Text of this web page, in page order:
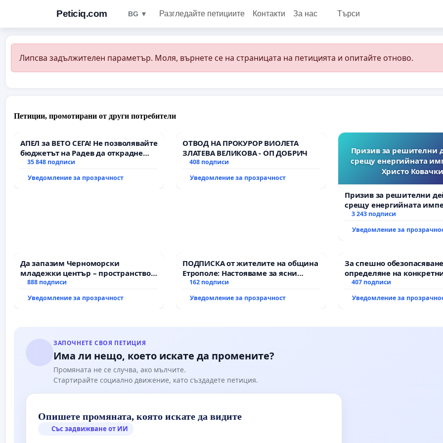
Peticiq.com BG ▼ Разгледайте петициите Контакти За нас Търси
Липсва задължителен параметър. Моля, върнете се на страницата на петицията и опитайте отново.
Петиции, промотирани от други потребители
АПЕЛ за ВЕТО СЕГА! Не позволявайте
бюджетът на Радев да открадне
парите и правата ни в тъмното
35 848 подписи
Уведомление за прозрачност
ОТВОД НА ПРОКУРОР ВИОЛЕТА
ЗЛАТЕВА ВЕЛИКОВА - ОП ДОБРИЧ
408 подписи
Уведомление за прозрачност
Призив за решителни
срещу енергийната
Христо
Призив за решителни
срещу енергийната
Христо Ковачки!
3 243 подписи
Уведомление за
Да запазим Черноморски
младежки център – пространство
за младите на Варна
888 подписи
Уведомление за прозрачност
ПОДПИСКА от жителите на община
Етрополе: Настояваме за ясни
гаранции от “Елаците-МЕД” АД и от
всички екологични норми!
162 подписи
Уведомление за прозрачност
За спешно
определяне на
и извършване на
републиканския път
407 подписи
Уведомление за
ЗАПОЧНЕТЕ СВОЯ ПЕТИЦИЯ
Има ли нещо, което искате да промените?
Промяната не се случва, ако мълчите.
Стартирайте социално движение, като създадете петиция.
Опишете промяната, която искате да видите
Със задвижване от ИИ